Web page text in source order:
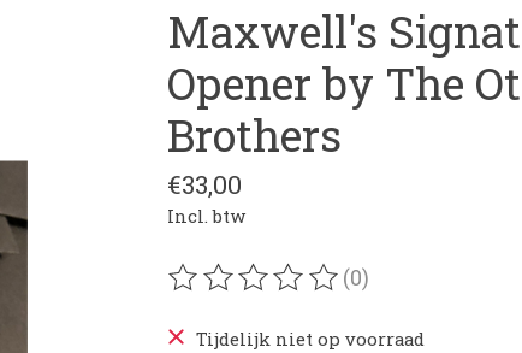
Maxwell's
Opener by The
Brothers
€33,00
Incl. btw
De beoordeling van dit product is
(0)
Tijdelijk niet op voorraad